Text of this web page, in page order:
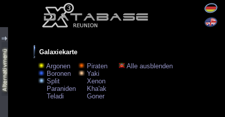
Galaxiekarte